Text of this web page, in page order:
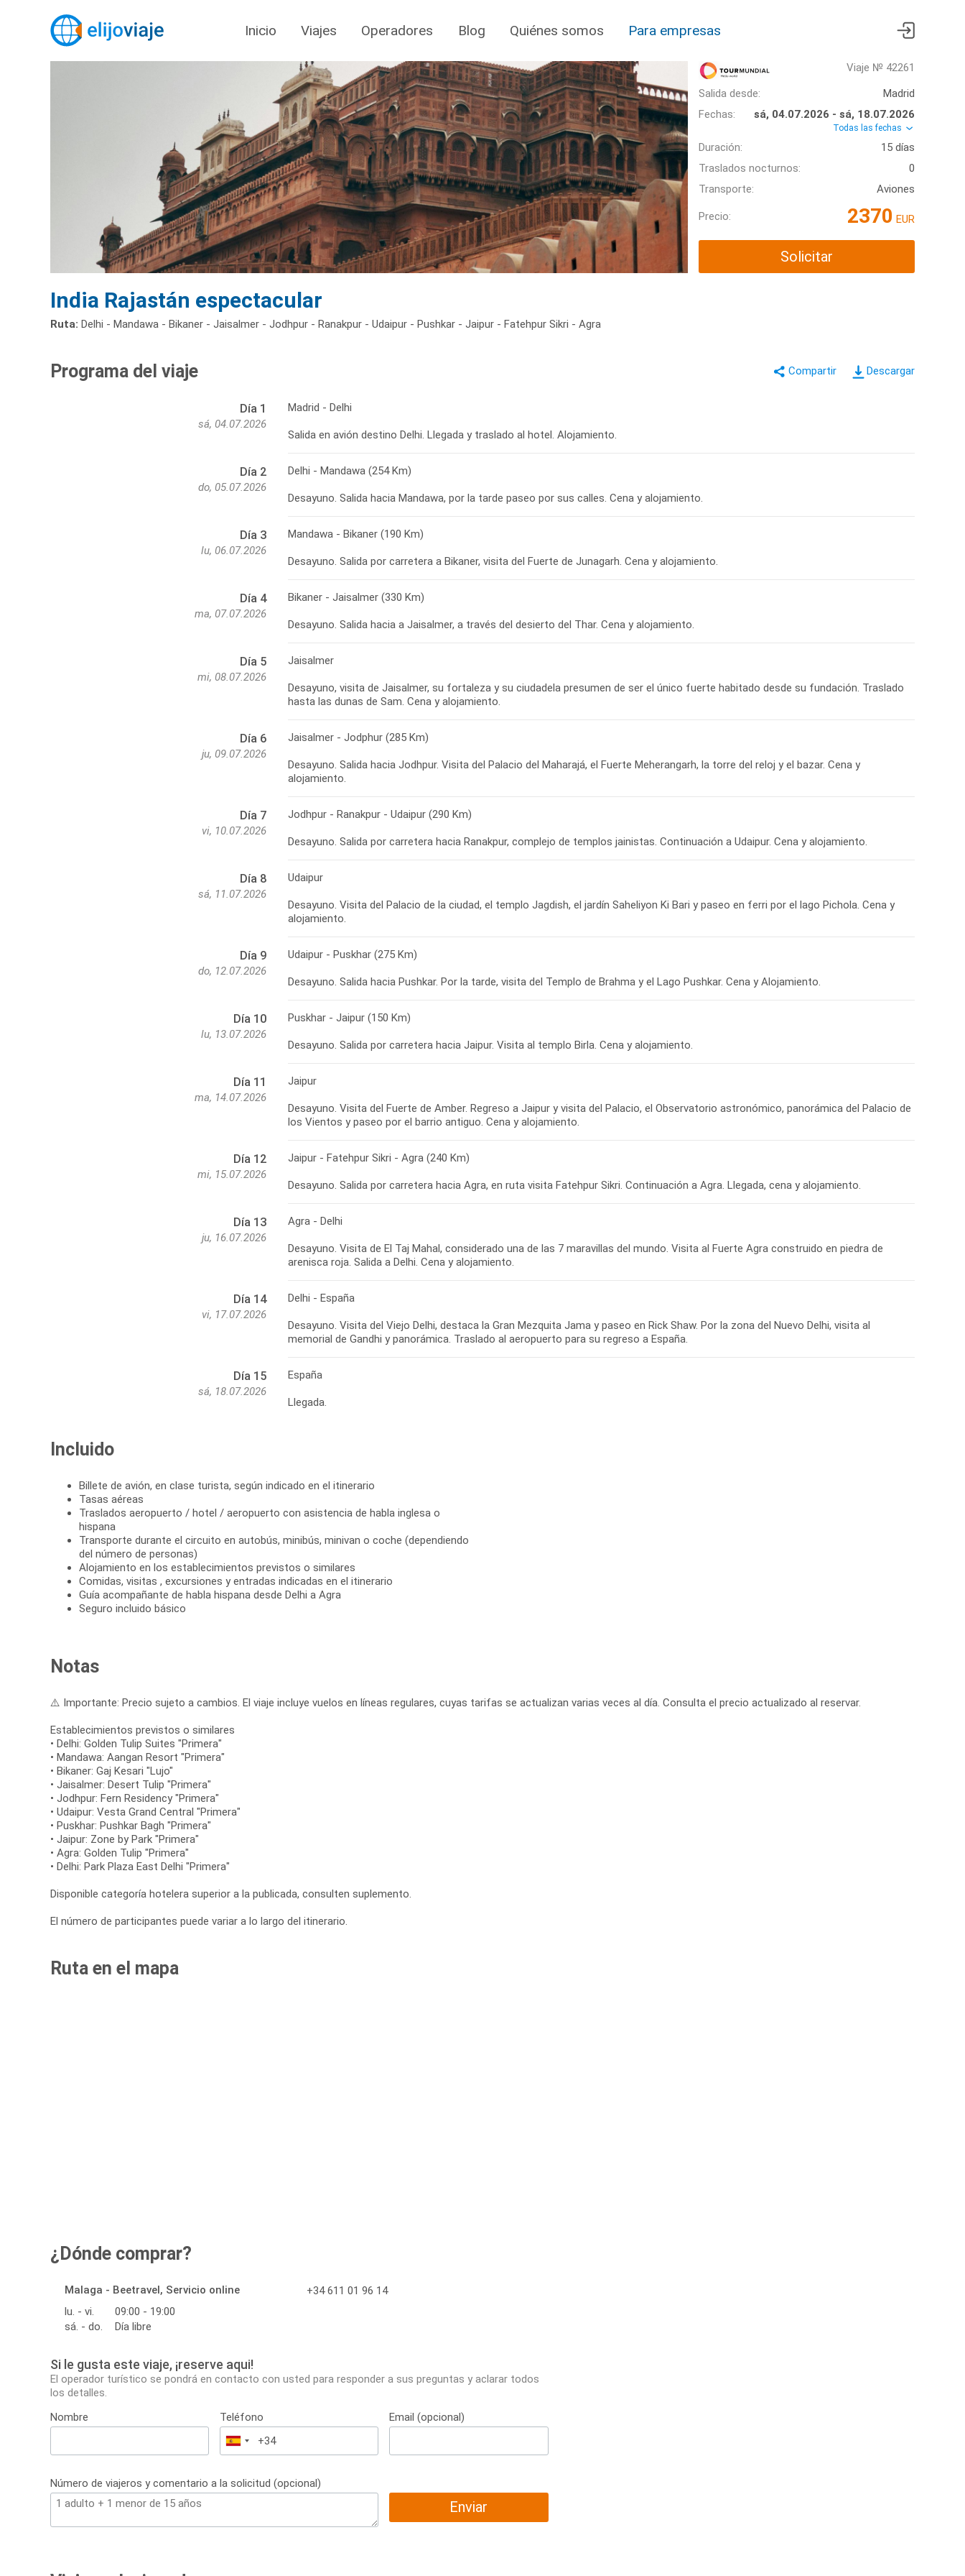
Inicio Viajes Operadores Blog Quiénes somos Para empresas
Viaje № 42261
Salida desde:
Madrid
Fechas:
sá, 04.07.2026 - sá, 18.07.2026
Todas las fechas
Duración:
15 días
Traslados nocturnos:
0
Transporte:
Aviones
Precio: 2370 EUR
Solicitar
India Rajastán espectacular
Ruta: Delhi - Mandawa - Bikaner - Jaisalmer - Jodhpur - Ranakpur - Udaipur - Pushkar - Jaipur - Fatehpur Sikri - Agra
Descargar
Programa del viaje
Día 1
sá, 04.07.2026
Madrid - Delhi
Salida en avión destino Delhi. Llegada y traslado al hotel. Alojamiento.
Día 2
do, 05.07.2026
Delhi - Mandawa (254 Km)
Desayuno. Salida hacia Mandawa, por la tarde paseo por sus calles. Cena y alojamiento.
Día 3
lu, 06.07.2026
Mandawa - Bikaner (190 Km)
Desayuno. Salida por carretera a Bikaner, visita del Fuerte de Junagarh. Cena y alojamiento.
Día 4
ma, 07.07.2026
Bikaner - Jaisalmer (330 Km)
Desayuno. Salida hacia a Jaisalmer, a través del desierto del Thar. Cena y alojamiento.
Día 5
mi, 08.07.2026
Jaisalmer
Desayuno, visita de Jaisalmer, su fortaleza y su ciudadela presumen de ser el único fuerte habitado desde su fundación. Traslado
hasta las dunas de Sam. Cena y alojamiento.
Día 6
ju, 09.07.2026
Jaisalmer - Jodphur (285 Km)
Desayuno. Salida hacia Jodhpur. Visita del Palacio del Maharajá, el Fuerte Meherangarh, la torre del reloj y el bazar. Cena y
alojamiento.
Día 7
vi, 10.07.2026
Jodhpur - Ranakpur - Udaipur (290 Km)
Desayuno. Salida por carretera hacia Ranakpur, complejo de templos jainistas. Continuación a Udaipur. Cena y alojamiento.
Día 8
sá, 11.07.2026
Udaipur
Desayuno. Visita del Palacio de la ciudad, el templo Jagdish, el jardín Saheliyon Ki Bari y paseo en ferri por el lago Pichola. Cena y
alojamiento.
Día 9
do, 12.07.2026
Udaipur - Puskhar (275 Km)
Desayuno. Salida hacia Pushkar. Por la tarde, visita del Templo de Brahma y el Lago Pushkar. Cena y Alojamiento.
Día 10
lu, 13.07.2026
Puskhar - Jaipur (150 Km)
Desayuno. Salida por carretera hacia Jaipur. Visita al templo Birla. Cena y alojamiento.
Día 11
ma, 14.07.2026
Jaipur
Desayuno. Visita del Fuerte de Amber. Regreso a Jaipur y visita del Palacio, el Observatorio astronómico, panorámica del Palacio de
los Vientos y paseo por el barrio antiguo. Cena y alojamiento.
Día 12
mi, 15.07.2026
Jaipur - Fatehpur Sikri - Agra (240 Km)
Desayuno. Salida por carretera hacia Agra, en ruta visita Fatehpur Sikri. Continuación a Agra. Llegada, cena y alojamiento.
Día 13
ju, 16.07.2026
Agra - Delhi
Desayuno. Visita de El Taj Mahal, considerado una de las 7 maravillas del mundo. Visita al Fuerte Agra construido en piedra de
Día 14
vi, 17.07.2026
Delhi - España
Desayuno. Visita del Viejo Delhi, destaca la Gran Mezquita Jama y paseo en Rick Shaw. Por la zona del Nuevo Delhi, visita al
memorial de Gandhi y panorámica. Traslado al aeropuerto para su regreso a España.
Día 15
sá, 18.07.2026
España
Llegada.
Incluido
Billete de avión, en clase turista, según indicado en el itinerario
Tasas aéreas
Traslados aeropuerto / hotel / aeropuerto con asistencia de habla inglesa o
hispana
Transporte durante el circuito en autobús, minibús, minivan o coche (dependiendo
del número de personas)
Alojamiento en los establecimientos previstos o similares
Comidas, visitas , excursiones y entradas indicadas en el itinerario
Guía acompañante de habla hispana desde Delhi a Agra
Seguro incluido básico
Notas
⚠️ Importante: Precio sujeto a cambios. El viaje incluye vuelos en líneas regulares, cuyas tarifas se actualizan varias veces al día. Consulta el precio actualizado al reservar.
Establecimientos previstos o similares
• Delhi: Golden Tulip Suites "Primera"
• Mandawa: Aangan Resort "Primera"
• Bikaner: Gaj Kesari "Lujo"
• Jaisalmer: Desert Tulip "Primera"
• Jodhpur: Fern Residency "Primera"
• Udaipur: Vesta Grand Central "Primera"
• Puskhar: Pushkar Bagh "Primera"
• Jaipur: Zone by Park "Primera"
• Agra: Golden Tulip "Primera"
• Delhi: Park Plaza East Delhi "Primera"
Disponible categoría hotelera superior a la publicada, consulten suplemento.
El número de participantes puede variar a lo largo del itinerario.
Ruta en el mapa
¿Dónde comprar?
Malaga - Beetravel, Servicio online
lu. - vi.
09:00 - 19:00
sá. - do.
Día libre
+34 611 01 96 14
Si le gusta este viaje, ¡reserve aqui!
El operador turístico se pondrá en contacto con usted para responder a sus preguntas y aclarar todos
los detalles.
Nombre
Teléfono
España
+34
Email (opcional)
Número de viajeros y comentario a la solicitud (opcional)
Enviar